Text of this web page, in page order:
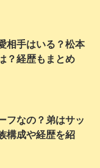
相手はいる？松本
？経歴もまとめ
フなの？弟はサッ
構成や経歴を紹